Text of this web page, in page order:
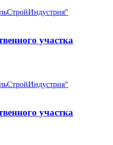
участка
участка